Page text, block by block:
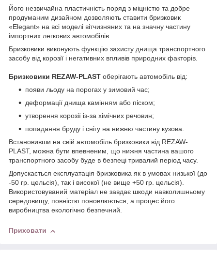
Його незвичайна пластичність поряд з міцністю та добре
продуманим дизайном дозволяють ставити бризковик
«Elegant» на всі моделі вітчизняних та на значну частину
імпортних легкових автомобілів.
Бризковики виконують функцію захисту днища транспортного
засобу від корозії і негативних впливів природних факторів.
Бризковики REZAW-PLAST оберігають автомобіль від:
появи льоду на порогах у зимовий час;
деформації днища камінням або піском;
утворення корозії із-за хімічних речовин;
попадання бруду і снігу на нижню частину кузова.
Встановивши на свій автомобіль бризковики від REZAW-
PLAST, можна бути впевненим, що нижня частина вашого
транспортного засобу буде в безпеці тривалий період часу.
Допускається експлуатація бризковика як в умовах низької (до
-50 гр. цельсія), так і високої (не вище +50 гр. цельсія).
Використовуваний матеріал не завдає шкоди навколишньому
середовищу, повністю поновлюється, а процес його
виробництва екологічно безпечний.
Приховати